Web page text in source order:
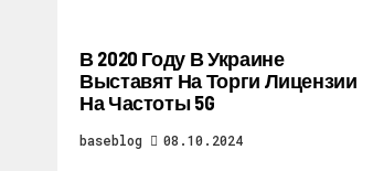
В 2020 Году В Украине
Выставят На Торги Лицензии
На Частоты 5G
baseblog 08.10.2024